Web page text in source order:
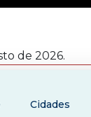
de 2026.
Cidades